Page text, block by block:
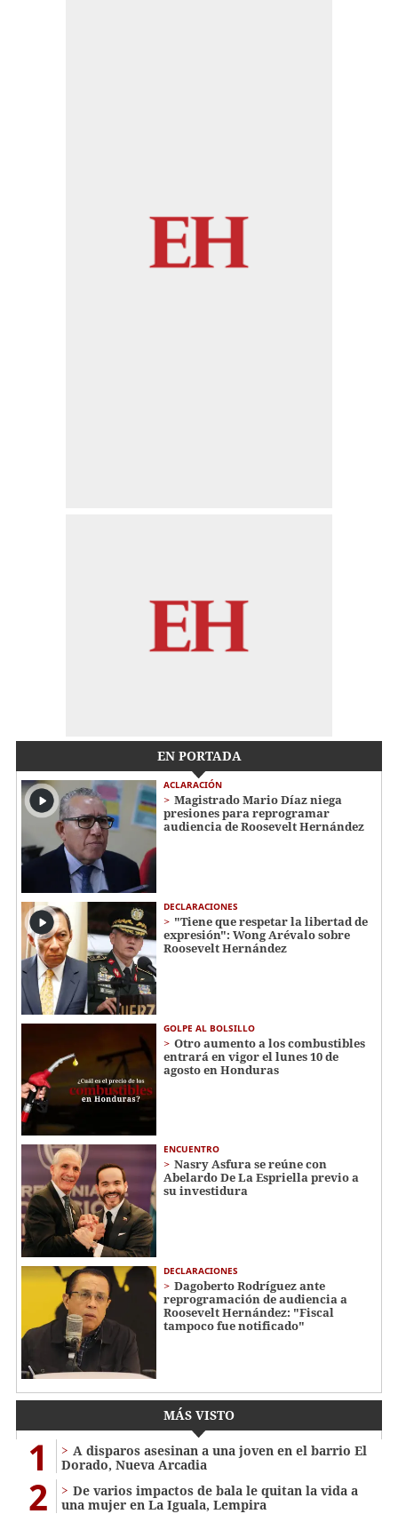
EN PORTADA
ACLARACIÓN
Magistrado Mario Díaz niega
presiones para reprogramar
audiencia de Roosevelt Hernández
DECLARACIONES
"Tiene que respetar la libertad de
expresión": Wong Arévalo sobre
Roosevelt Hernández
GOLPE AL BOLSILLO
Otro aumento a los combustibles
entrará en vigor el lunes 10 de
agosto en Honduras
ENCUENTRO
Nasry Asfura se reúne con
Abelardo De La Espriella previo a
su investidura
DECLARACIONES
Dagoberto Rodríguez ante
reprogramación de audiencia a
Roosevelt Hernández: "Fiscal
tampoco fue notificado"
MÁS VISTO
1
A disparos asesinan a una joven en el barrio El
Dorado, Nueva Arcadia
2
De varios impactos de bala le quitan la vida a
una mujer en La Iguala, Lempira